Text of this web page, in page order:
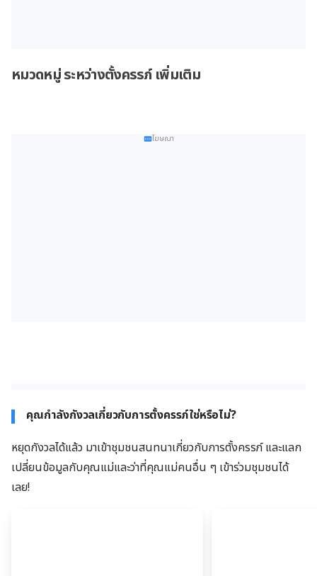
หมวดหมู่ ระหว่างตั้งครรภ์ เพิ่มเติม
โฆษณา
คุณกำลังกังวลเกี่ยวกับการตั้งครรภ์ใช่หรือไม่?
หยุดกังวลได้แล้ว มาเข้าชุมชนสนทนาเกี่ยวกับการตั้งครรภ์ และแลก
เปลี่ยนข้อมูลกับคุณแม่และว่าที่คุณแม่คนอื่น ๆ เข้าร่วมชุมชนได้
เลย!